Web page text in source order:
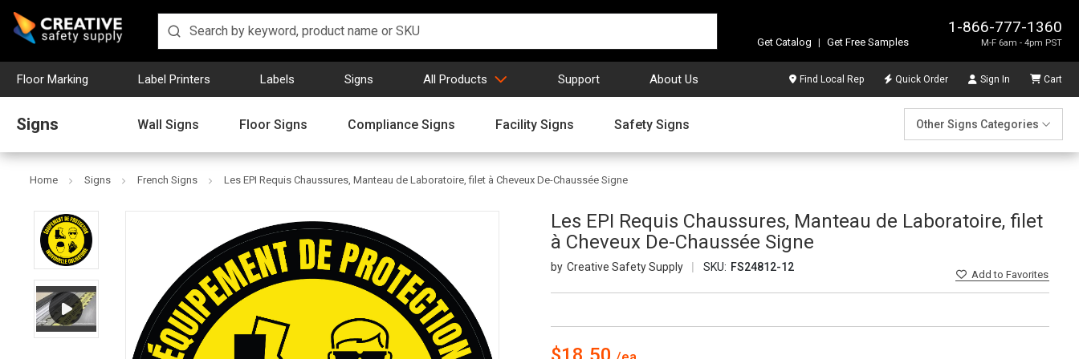
1-866-777-1360
M-F 6am - 4pm PST
Get Catalog | Get Free Samples
Floor Marking Label Printers Labels Signs All Products Support About Us Find Local Rep Quick Order Sign In Cart
Signs Wall Signs Floor Signs Compliance Signs Facility Signs Safety Signs Other Signs Categories
Home Signs French Signs Les EPI Requis Chaussures, Manteau de Laboratoire, filet à Cheveux De-Chaussée Signe
Les EPI Requis Chaussures, Manteau de Laboratoire, filet
à Cheveux De-Chaussée Signe
Creative Safety Supply SKU: FS24812-12
Addto Favorites